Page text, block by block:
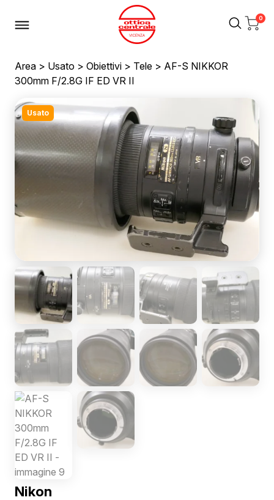
0
Area > Usato > Obiettivi > Tele > AF-S NIKKOR
300mm F/2.8G IF ED VR II
Usato
Nikon